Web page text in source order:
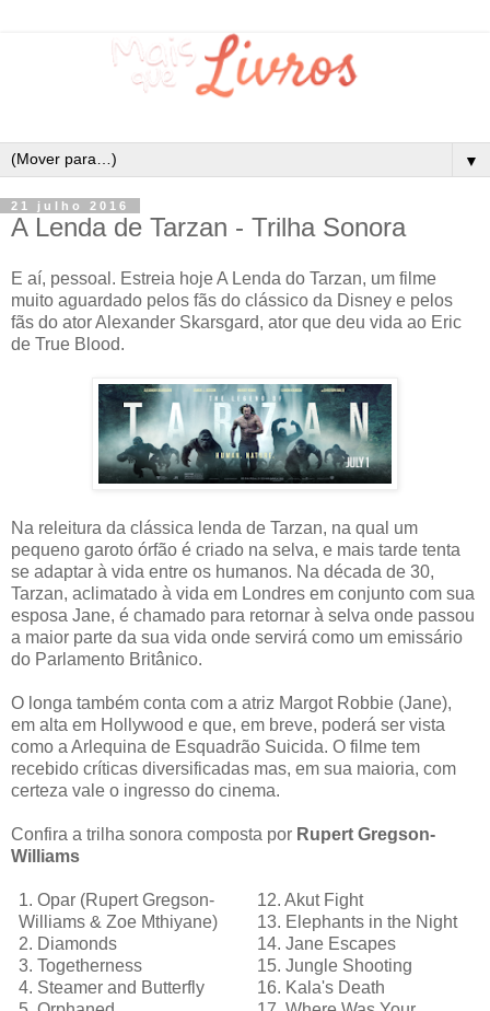
▼
21 julho 2016
A Lenda de Tarzan - Trilha Sonora
E aí, pessoal. Estreia hoje A Lenda do Tarzan, um filme
muito aguardado pelos fãs do clássico da Disney e pelos
fãs do ator Alexander Skarsgard, ator que deu vida ao Eric
de True Blood.
Na releitura da clássica lenda de Tarzan, na qual um
pequeno garoto órfão é criado na selva, e mais tarde tenta
se adaptar à vida entre os humanos. Na década de 30,
Tarzan, aclimatado à vida em Londres em conjunto com sua
esposa Jane, é chamado para retornar à selva onde passou
a maior parte da sua vida onde servirá como um emissário
do Parlamento Britânico.
O longa também conta com a atriz Margot Robbie (Jane),
em alta em Hollywood e que, em breve, poderá ser vista
como a Arlequina de Esquadrão Suicida. O filme tem
recebido críticas diversificadas mas, em sua maioria, com
certeza vale o ingresso do cinema.
Confira a trilha sonora composta por Rupert Gregson-
Williams
1. Opar (Rupert Gregson-
Williams & Zoe Mthiyane)
2. Diamonds
3. Togetherness
4. Steamer and Butterfly
12. Akut Fight
13. Elephants in the Night
14. Jane Escapes
15. Jungle Shooting
16. Kala's Death